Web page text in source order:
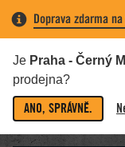
Doprava zdarma
Je Praha - Černý
prodejna?
ANO, SPRÁVNĚ.